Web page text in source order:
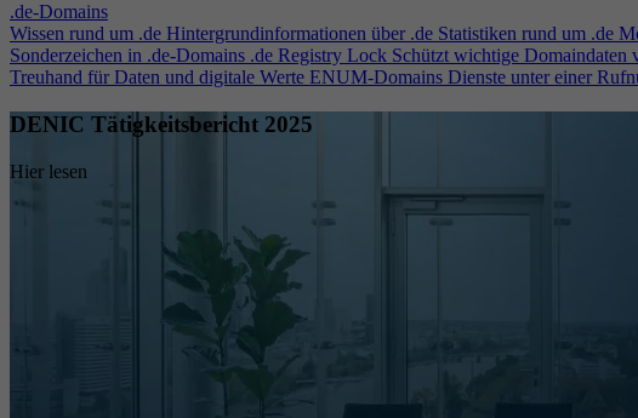
.de-Domains
Wissen rund um .de Hintergrundinformationen über .de Statistiken rund um .de
Sonderzeichen in .de-Domains .de Registry Lock Schützt wichtige Domaindaten
Treuhand für Daten und digitale Werte ENUM-Domains Dienste unter einer
DENIC Tätigkeitsbericht 2025
Hier lesen